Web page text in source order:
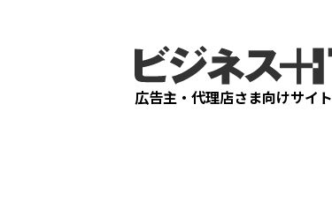
広告主・代理店さま向けサイト